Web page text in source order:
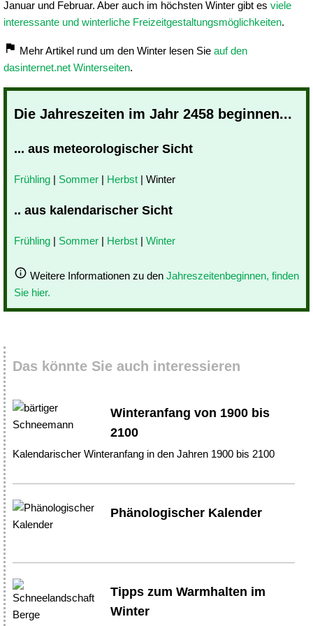
Januar und Februar. Aber auch im höchsten Winter gibt es viele
interessante und winterliche Freizeitgestaltungsmöglichkeiten.
Mehr Artikel rund um den Winter lesen Sie auf den
dasinternet.net Winterseiten.
Die Jahreszeiten im Jahr 2458 beginnen...
... aus meteorologischer Sicht
Frühling | Sommer | Herbst | Winter
.. aus kalendarischer Sicht
Frühling | Sommer | Herbst | Winter
Weitere Informationen zu den Jahreszeitenbeginnen, finden
Sie hier.
Das könnte Sie auch interessieren
Winteranfang von 1900 bis
2100
Kalendarischer Winteranfang in den Jahren 1900 bis 2100
Phänologischer Kalender
Tipps zum Warmhalten im
Winter